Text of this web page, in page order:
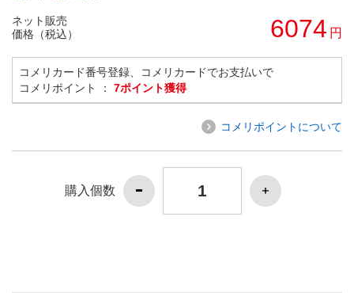
ネット販売
価格（税込）
6074 円
コメリカード番号登録、コメリカードでお支払いで
コメリポイント ： 7ポイント獲得
コメリポイントについて
購入個数